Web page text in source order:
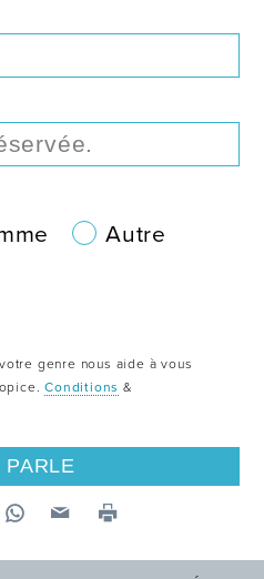
Autre
genre nous aide à vous
Conditions &